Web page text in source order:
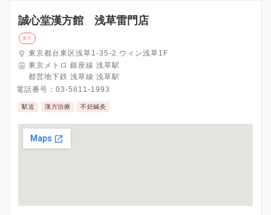
誠心堂漢方館 浅草雷門店
漢方
東京都台東区浅草1-35-2 ウィン浅草1F
東京メトロ 銀座線 浅草駅
都営地下鉄 浅草線 浅草駅
電話番号： 03-5811-1993
駅近 漢方治療 不妊鍼灸